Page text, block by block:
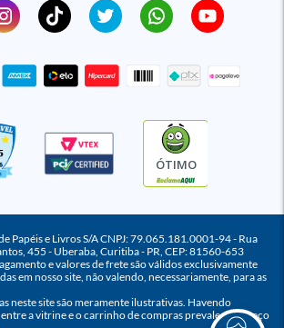
ÓTIMO
Papéis e Livros S/A CNPJ: 79.065.181.0001-94 - Rua
455 - Uberaba, Curitiba - PR, CEP: 81560-653
e valores de frete são válidos exclusivamente
em nosso site, não valendo, necessariamente, para as
neste site são meramente ilustrativas. Havendo
a vitrine e o carrinho de compras prevalece o preço